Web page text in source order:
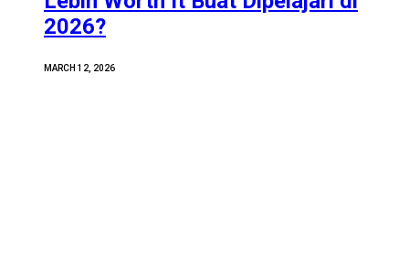
2026?
MARCH 12, 2026